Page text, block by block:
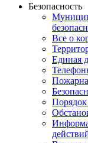
Безопасность
Все о
Единая